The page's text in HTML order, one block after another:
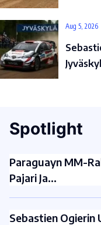
Aug 5, 2026
Spotlight
Paraguayn MM-
Pajari Ja…
Sebastien Ogierin